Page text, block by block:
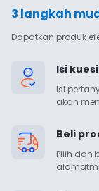
3 langkah
Dapatkan produk
Isi
Isi
akan
Beli
Pilih dan